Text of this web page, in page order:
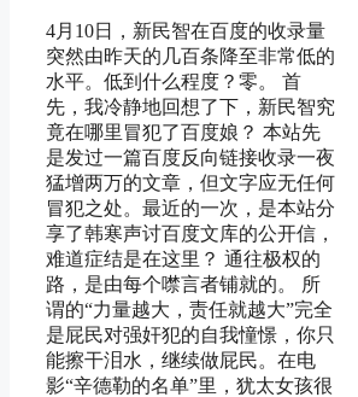
4月10日，新民智在百度的收录量
突然由昨天的几百条降至非常低的
水平。低到什么程度？零。 首
先，我冷静地回想了下，新民智究
竟在哪里冒犯了百度娘？ 本站先
是发过一篇百度反向链接收录一夜
猛增两万的文章，但文字应无任何
冒犯之处。最近的一次，是本站分
享了韩寒声讨百度文库的公开信，
难道症结是在这里？ 通往极权的
路，是由每个噤言者铺就的。 所
谓的“力量越大，责任就越大”完全
是屁民对强奸犯的自我憧憬，你只
能擦干泪水，继续做屁民。在电
影“辛德勒的名单”里，犹太女孩很